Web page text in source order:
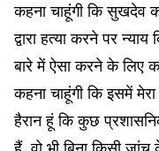
कहना चाहूंगी कि सुखदेव
द्वारा हत्या करने पर
बारे में ऐसा करने के लिए
कहना चाहूंगी कि इसमें
हैरान हूं कि कुछ